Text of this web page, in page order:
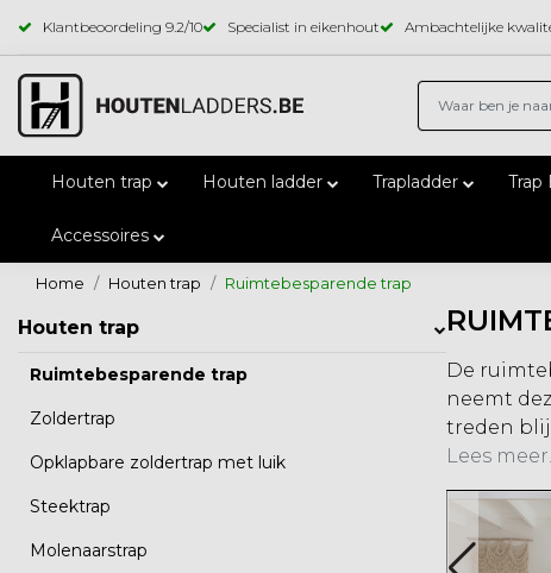
Klantbeoordeling 9.2/10 Specialist in eikenhout Ambachtelijke
Houten trap Houten ladder Trapladder Trap
Accessoires
Home Houten trap Ruimtebesparende trap
Houten trap
Ruimtebesparende trap
Zoldertrap
Opklapbare zoldertrap met luik
Steektrap
Molenaarstrap
De
neemt
treden
Lees meer.